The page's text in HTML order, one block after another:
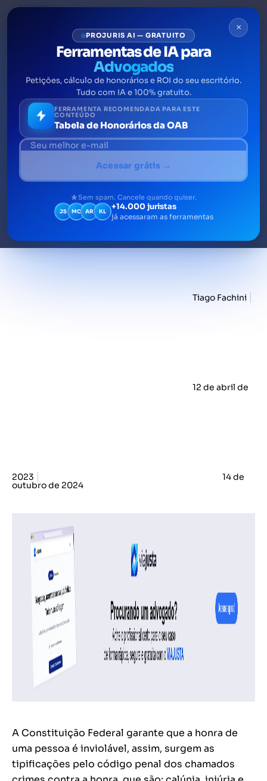
Crimes contra a honra: quais
são e como prová-los?
O Código penal define como crimes contra a
honra a calúnia, a injúria e a difamação. O
artigo 5º da constituição diz que a honra é
um objeto inviolável na justiça brasileira
Tiago Fachini
12 de abril de
2023 14 de
outubro de 2024
A Constituição Federal garante que a honra de
uma pessoa é inviolável, assim, surgem as
tipificações pelo código penal dos chamados
×
PROJURIS AI — GRATUITO
Ferramentas de IA para
Advogados
Petições, cálculo de honorários e ROI do seu escritório.
Tudo com IA e 100% gratuito.
FERRAMENTA RECOMENDADA PARA ESTE
CONTEÚDO
Tabela de Honorários da OAB
Acessar grátis →
Sem spam. Cancele quando quiser.
JS MC AR KL +14.000 juristas
já acessaram as ferramentas